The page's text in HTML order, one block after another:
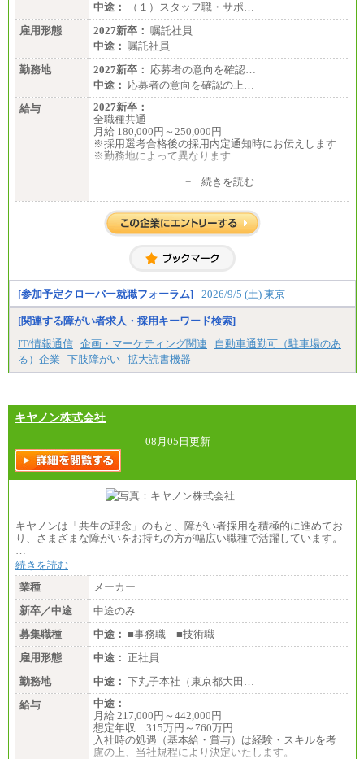
中途：
（１）スタッフ職・サポ…
雇用形態
2027新卒： 嘱託社員
中途： 嘱託社員
勤務地
2027新卒： 応募者の意向を確認…
中途： 応募者の意向を確認の上…
給与
2027新卒：
全職種共通
月給 180,000円～250,000円
※採用選考合格後の採用内定通知時にお伝えします
※勤務地によって異なります
月給 200,000円～250,000円
入社時の処遇は経験・能力を考慮の上、当社規程に
より決定します。
お伝えします。
+ 続きを読む
[参加予定クローバー就職フォーラム] 2026/9/5 (土) 東京
[関連する障がい者求人・採用キーワード検索]
IT/情報通信 企画・マーケティング関連
自動車通勤可（駐車場のあ
る）企業
下肢障がい 拡大読書機器
キヤノン株式会社
08月05日更新
キヤノンは「共生の理念」のもと、障がい者採用を積極的に進めてお
り、さまざまな障がいをお持ちの方が幅広い職種で活躍しています。
…
続きを読む
業種
メーカー
新卒／中途
中途のみ
募集職種
中途： ■事務職 ■技術職
雇用形態
中途： 正社員
勤務地
中途： 下丸子本社（東京都大田…
給与
中途：
月給 217,000円～442,000円
想定年収 315万円～760万円
入社時の処遇（基本給・賞与）は経験・スキルを考
慮の上、当社規程により決定いたします。